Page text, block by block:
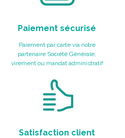
Paiement sécurisé
Paiement par carte via notre
partenaire Société Générale,
virement ou mandat administratif
Satisfaction client